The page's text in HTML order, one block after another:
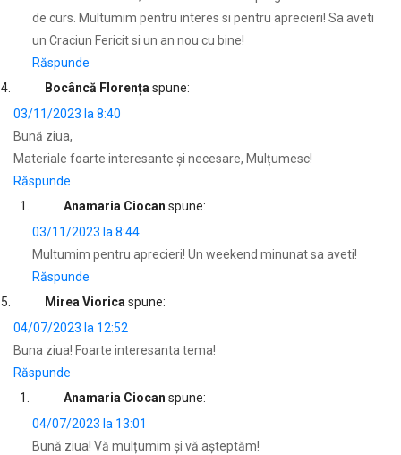
de curs. Multumim pentru interes si pentru aprecieri! Sa aveti
un Craciun Fericit si un an nou cu bine!
Răspunde
Bocâncă Florența spune:
03/11/2023 la 8:40
Bună ziua,
Materiale foarte interesante și necesare, Mulțumesc!
Răspunde
Anamaria Ciocan spune:
03/11/2023 la 8:44
Multumim pentru aprecieri! Un weekend minunat sa aveti!
Răspunde
Mirea Viorica spune:
04/07/2023 la 12:52
Buna ziua! Foarte interesanta tema!
Răspunde
Anamaria Ciocan spune:
04/07/2023 la 13:01
Bună ziua! Vă mulțumim şi vă aşteptăm!